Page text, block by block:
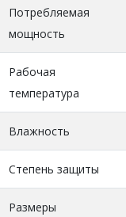
Потребляемая
мощность
Рабочая
температура
Влажность
Степень защиты
Размеры